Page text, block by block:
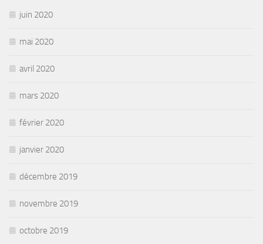
juin 2020
mai 2020
avril 2020
mars 2020
février 2020
janvier 2020
décembre 2019
novembre 2019
octobre 2019